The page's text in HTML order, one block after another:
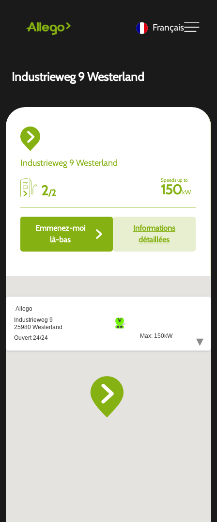
Français
Industrieweg 9 Westerland
Industrieweg 9 Westerland
2/2
Speeds up to
150kW
Emmenez-moi
là-bas
Informations
détaillées